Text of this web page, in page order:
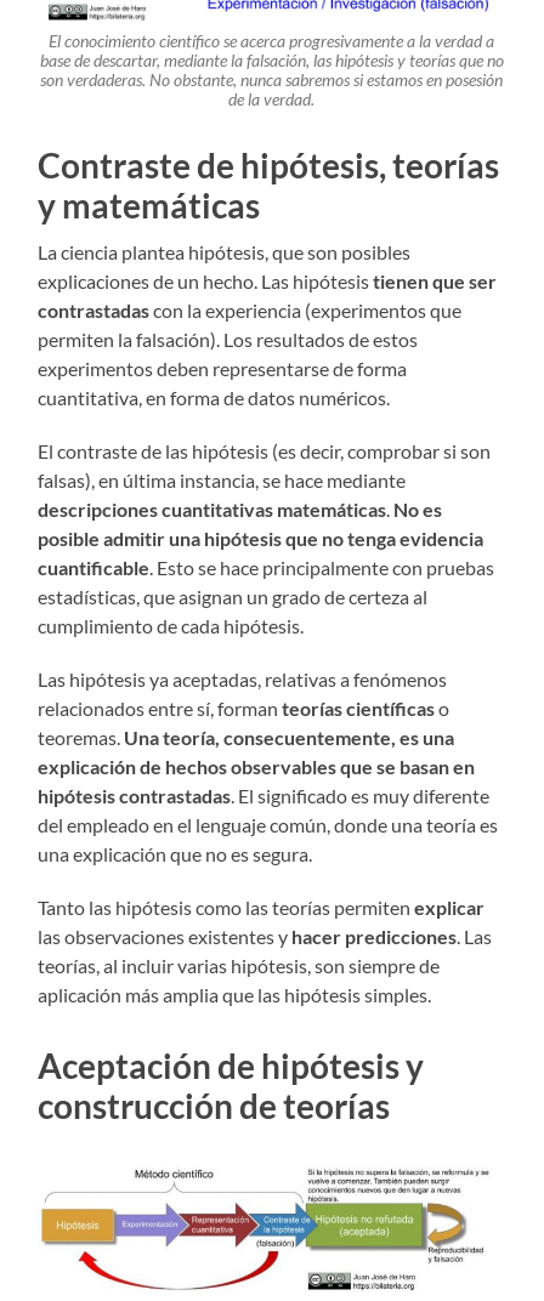
El conocimiento científico se acerca progresivamente a la verdad a
base de descartar, mediante la falsación, las hipótesis y teorías que no
son verdaderas. No obstante, nunca sabremos si estamos en posesión
de la verdad.
Contraste de hipótesis, teorías
y matemáticas
La ciencia plantea hipótesis, que son posibles
explicaciones de un hecho. Las hipótesistienen que ser
contrastadascon la experiencia (experimentos que
permiten la falsación). Los resultados de estos
experimentos deben representarse de forma
cuantitativa, en forma de datos numéricos.
El contraste de las hipótesis (es decir, comprobar si son
falsas), en última instancia, se hace mediante
descripciones cuantitativas matemáticas. No es
posible admitir una hipótesis que no tenga evidencia
cuantificable. Esto se hace principalmente con pruebas
estadísticas, que asignan un grado de certeza al
cumplimiento de cada hipótesis.
Las hipótesis ya aceptadas, relativas a fenómenos
relacionados entre sí, formanteorías científicaso
teoremas. Una teoría, consecuentemente, es una
explicación de hechos observables que se basan en
hipótesis contrastadas. El significado es muy diferente
del empleado en el lenguaje común, donde una teoría es
una explicación que no es segura.
Tanto las hipótesis como las teorías permitenexplicar
las observaciones existentes y hacer predicciones. Las
teorías, al incluir varias hipótesis, son siempre de
aplicación más amplia que las hipótesis simples.
Aceptación de hipótesis y
construcción de teorías